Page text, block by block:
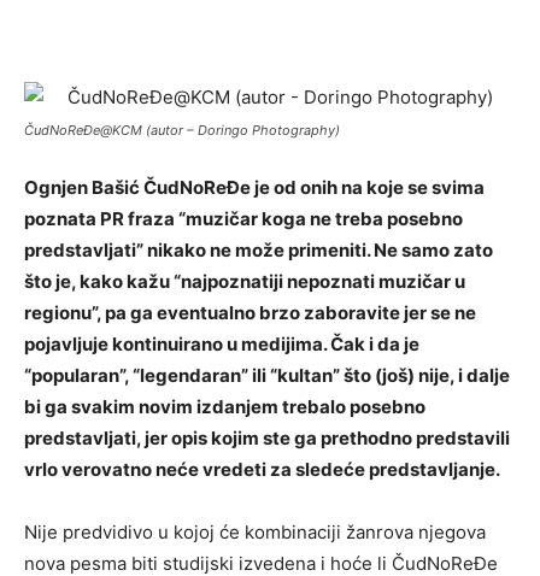
ČudNoReĐe@KCM (autor – Doringo Photography)
Ognjen Bašić ČudNoReĐe je od onih na koje se svima
poznata PR fraza “muzičar koga ne treba posebno
predstavljati” nikako ne može primeniti. Ne samo zato
što je, kako kažu “najpoznatiji nepoznati muzičar u
regionu”, pa ga eventualno brzo zaboravite jer se ne
pojavljuje kontinuirano u medijima. Čak i da je
“popularan”, “legendaran” ili “kultan” što (još) nije, i dalje
bi ga svakim novim izdanjem trebalo posebno
predstavljati, jer opis kojim ste ga prethodno predstavili
vrlo verovatno neće vredeti za sledeće predstavljanje.
Nije predvidivo u kojoj će kombinaciji žanrova njegova
nova pesma biti studijski izvedena i hoće li ČudNoReĐe